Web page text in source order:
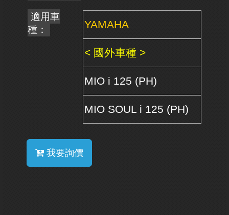
適用車
種：
YAMAHA
< 國外車種 >
MIO i 125 (PH)
MIO SOUL i 125 (PH)
我要詢價